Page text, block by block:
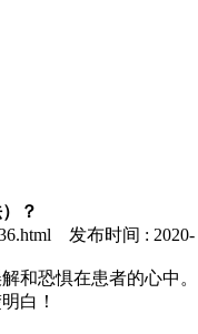
？
发布时间 : 2020-
和恐惧在患者的心中。
白！